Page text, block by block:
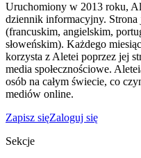
Uruchomiony w 2013 roku,
dziennik informacyjny. Strona
(francuskim, angielskim,
słoweńskim). Każdego
korzysta z Aletei poprzez jej
media społecznościowe.
osób na całym świecie, co
mediów online.
Zapisz sięZaloguj się
Sekcje